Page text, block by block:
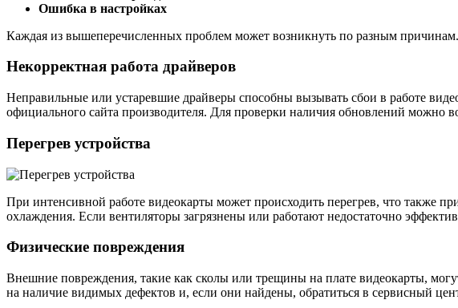
Ошибка в настройках
Каждая из вышеперечисленных проблем может возникнуть по разным
Некорректная работа драйверов
Неправильные или устаревшие драйверы способны вызывать сбои в работе
официального сайта производителя. Для проверки наличия обновлений можно
Перегрев устройства
При интенсивной работе видеокарты может происходить перегрев, что также
охлаждения. Если вентиляторы загрязнены или работают недостаточно
Физические повреждения
Внешние повреждения, такие как сколы или трещины на плате видеокарты,
на наличие видимых дефектов и, если они найдены, обратиться в сервисный